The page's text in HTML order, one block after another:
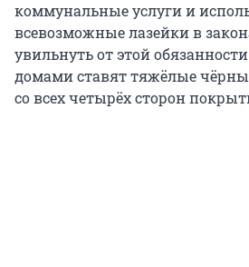
коммунальные услуги и
всевозможные лазейки в
увильнуть от этой
домами ставят тяжёлые
со всех четырёх сторон